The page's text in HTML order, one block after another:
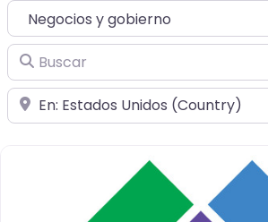
Seleccionar el formulario de búsqueda
Buscar
Cerca de